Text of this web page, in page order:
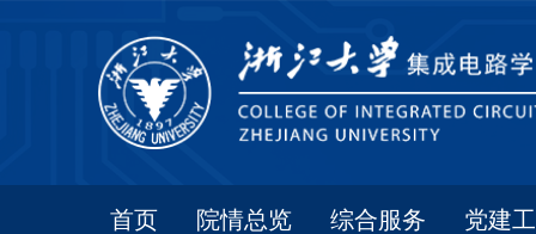
首页 院情总览 综合服务 党建